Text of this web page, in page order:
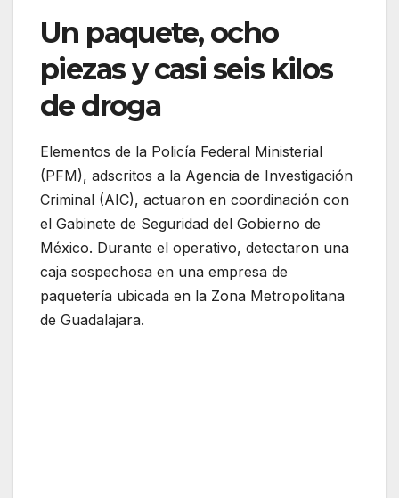
Un paquete, ocho
piezas y casi seis kilos
de droga
Elementos de la Policía Federal Ministerial
(PFM), adscritos a la Agencia de Investigación
Criminal (AIC), actuaron en coordinación con
el Gabinete de Seguridad del Gobierno de
México. Durante el operativo, detectaron una
caja sospechosa en una empresa de
paquetería ubicada en la Zona Metropolitana
de Guadalajara.